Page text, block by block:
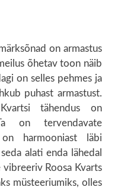
on armastus
õhetav toon näib
on selles pehmes ja
puhast armastust.
tähendus on
on tervendavate
harmooniast läbi
alati enda lähedal
vibreeriv Roosa Kvarts
müsteeriumiks, olles